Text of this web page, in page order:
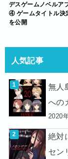
デスゲームノベルア
④ ゲームタイトル決
を公開
人気記事
無人
への
2020
絶対
セン